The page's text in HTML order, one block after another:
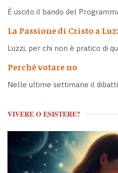
È uscito il bando del
La Passione di Cristo a
Luzzi, per chi non è pratico di
Perché votare no
Nelle ultime settimane il
VIVERE O ESISTERE?